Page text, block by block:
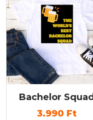
Bachelor Squad
3.990 Ft